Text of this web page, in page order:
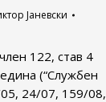
Јаневски
122, став 4
(“Службен
24/07, 159/08,